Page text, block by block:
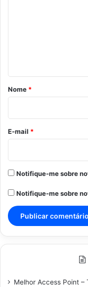
r
o
*
Nome *
E-mail *
Notifique-me sobre
Notifique-me sobre
Melhor Access Point –